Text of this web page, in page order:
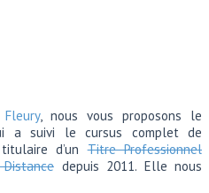
Fleury, nous vous proposons le
a suivi le cursus complet de
d’unTitre Professionnel
depuis 2011. Elle nous